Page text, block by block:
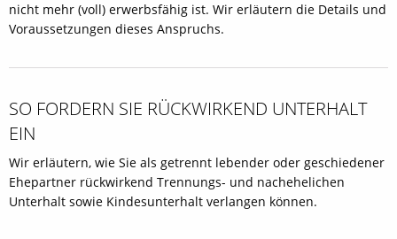
nicht mehr (voll) erwerbsfähig ist. Wir erläutern die Details und
Voraussetzungen dieses Anspruchs.
SO FORDERN SIE RÜCKWIRKEND UNTERHALT
EIN
Wir erläutern, wie Sie als getrennt lebender oder geschiedener
Ehepartner rückwirkend Trennungs- und nachehelichen
Unterhalt sowie Kindesunterhalt verlangen können.